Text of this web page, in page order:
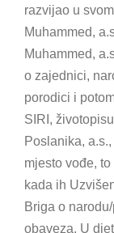
razvijao u
Muhammed,
Muhammed,
o zajednici,
porodici i
SIRI,
Poslanika,
mjesto vođe,
kada ih
Briga o
obaveza. U